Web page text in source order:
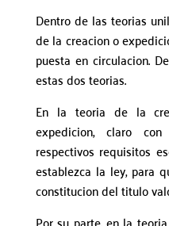
Dentro de las teorias
de la creacion o
puesta en circulacion.
estas dos teorias.
En la teoria de la
expedicion, claro
respectivos requisitos
establezca la ley, para
constitucion del titulo